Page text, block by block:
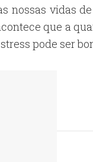
nossas vidas
que a
pode ser